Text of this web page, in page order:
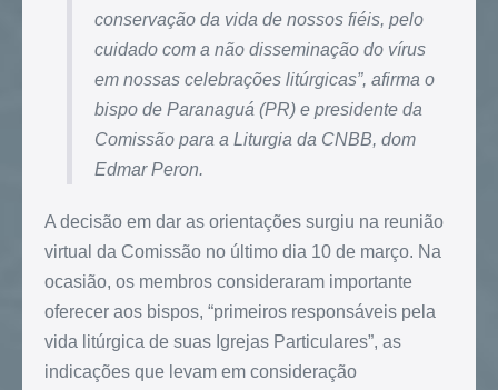
conservação da vida de nossos fiéis, pelo
cuidado com a não disseminação do vírus
em nossas celebrações litúrgicas”, afirma o
bispo de Paranaguá (PR) e presidente da
Comissão para a Liturgia da CNBB, dom
Edmar Peron.
A decisão em dar as orientações surgiu na reunião
virtual da Comissão no último dia 10 de março. Na
ocasião, os membros consideraram importante
oferecer aos bispos, “primeiros responsáveis pela
vida litúrgica de suas Igrejas Particulares”, as
indicações que levam em consideração